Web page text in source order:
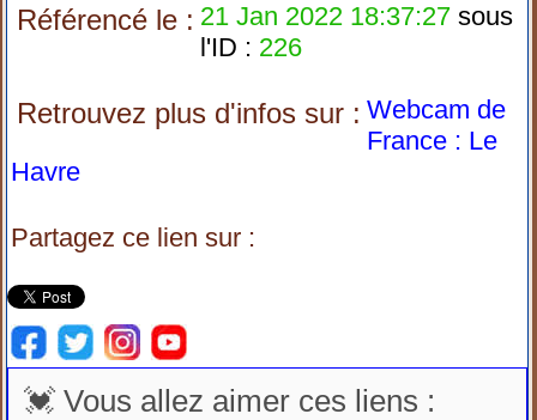
Référencé le : 21 Jan 2022 18:37:27 sous
l'ID : 226
Retrouvez plus d'infos sur : Webcam de
France : Le
Havre
Partagez ce lien sur :
💓 Vous allez aimer ces liens :